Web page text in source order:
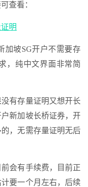
查看：
明
加坡SG开户不需要存
，纯中文界面非常简
有存量证明又想开长
新加坡长桥证券，开
，无需存量证明无后
会有手续费，目前正
要一个月左右，后续